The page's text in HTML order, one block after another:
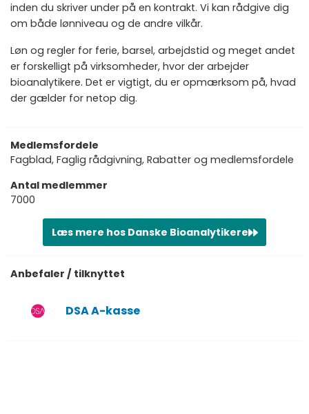
inden du skriver under på en kontrakt. Vi kan rådgive dig
om både lønniveau og de andre vilkår.
Løn og regler for ferie, barsel, arbejdstid og meget andet
er forskelligt på virksomheder, hvor der arbejder
bioanalytikere. Det er vigtigt, du er opmærksom på, hvad
der gælder for netop dig.
Medlemsfordele
Fagblad, Faglig rådgivning, Rabatter og medlemsfordele
Antal medlemmer
7000
Læs mere hos Danske Bioanalytikere
Anbefaler / tilknyttet
DSA A-kasse